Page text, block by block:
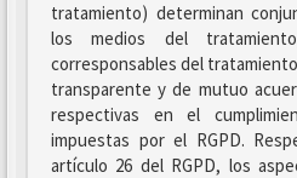
tratamiento) determinan
los medios del
corresponsables del
transparente y de mutuo
respectivas en el
impuestas por el RGPD.
artículo 26 del RGPD, los